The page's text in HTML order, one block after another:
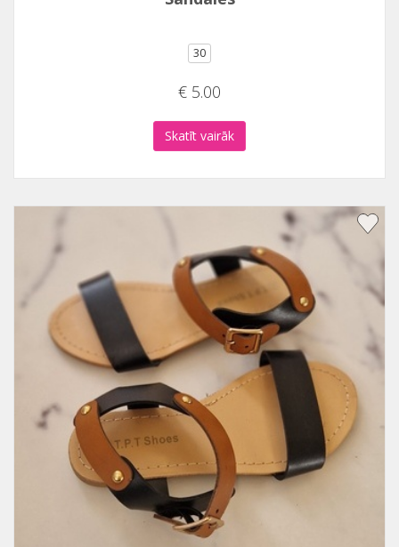
30
€ 5.00
Skatīt vairāk